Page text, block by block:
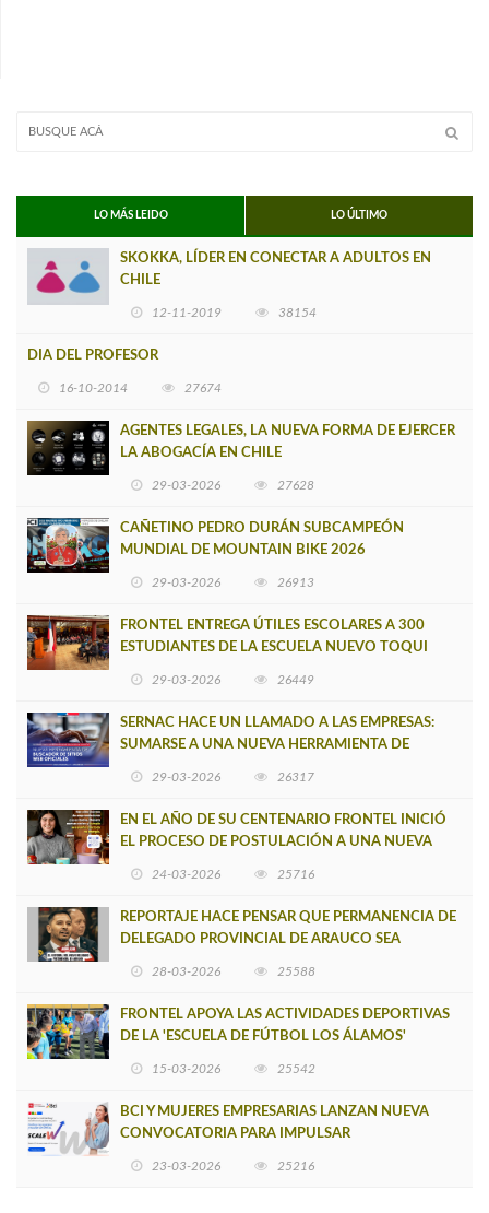
LO MÁS LEIDO LO ÚLTIMO
SKOKKA, LÍDER EN CONECTAR A ADULTOS EN
CHILE
12-11-2019 38154
DIA DEL PROFESOR
16-10-2014 27674
AGENTES LEGALES, LA NUEVA FORMA DE EJERCER
LA ABOGACÍA EN CHILE
29-03-2026 27628
CAÑETINO PEDRO DURÁN SUBCAMPEÓN
MUNDIAL DE MOUNTAIN BIKE 2026
29-03-2026 26913
FRONTEL ENTREGA ÚTILES ESCOLARES A 300
ESTUDIANTES DE LA ESCUELA NUEVO TOQUI
29-03-2026 26449
SERNAC HACE UN LLAMADO A LAS EMPRESAS:
SUMARSE A UNA NUEVA HERRAMIENTA DE
29-03-2026 26317
EN EL AÑO DE SU CENTENARIO FRONTEL INICIÓ
EL PROCESO DE POSTULACIÓN A UNA NUEVA
24-03-2026 25716
REPORTAJE HACE PENSAR QUE PERMANENCIA DE
DELEGADO PROVINCIAL DE ARAUCO SEA
28-03-2026 25588
FRONTEL APOYA LAS ACTIVIDADES DEPORTIVAS
DE LA 'ESCUELA DE FÚTBOL LOS ÁLAMOS'
15-03-2026 25542
BCI Y MUJERES EMPRESARIAS LANZAN NUEVA
CONVOCATORIA PARA IMPULSAR
23-03-2026 25216